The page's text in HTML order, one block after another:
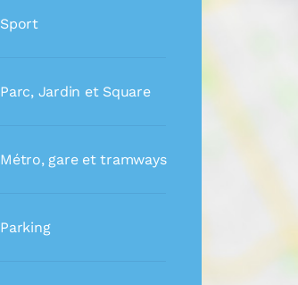
Sport
Parc, Jardin et Square
Métro, gare et tramways
Parking